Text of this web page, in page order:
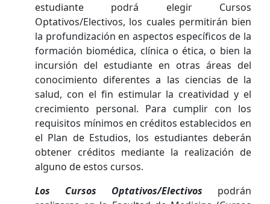
estudiante podrá elegir Cursos
Optativos/Electivos, los cuales permitirán bien
la profundización en aspectos específicos de la
formación biomédica, clínica o ética, o bien la
incursión del estudiante en otras áreas del
conocimiento diferentes a las ciencias de la
salud, con el fin estimular la creatividad y el
crecimiento personal. Para cumplir con los
requisitos mínimos en créditos establecidos en
el Plan de Estudios, los estudiantes deberán
obtener créditos mediante la realización de
alguno de estos cursos.
Los Cursos Optativos/Electivos
podrán